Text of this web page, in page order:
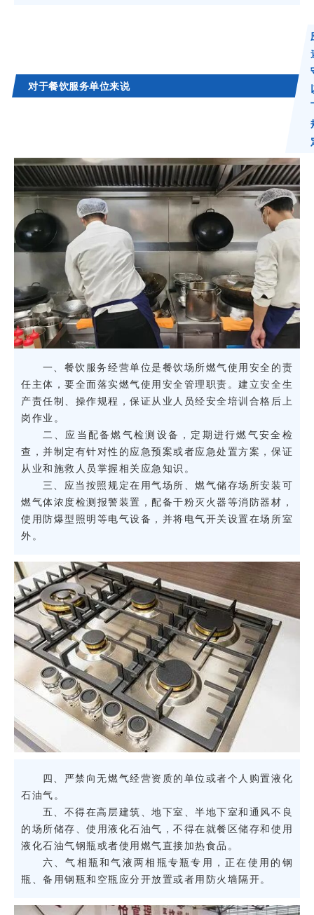
对于餐饮服务单位来说
一、餐饮服务经营单位是餐饮场所燃气使用安全的责
任主体，要全面落实燃气使用安全管理职责。建立安全生
产责任制、操作规程，保证从业人员经安全培训合格后上
岗作业。
二、应当配备燃气检测设备，定期进行燃气安全检
查，并制定有针对性的应急预案或者应急处置方案，保证
从业和施救人员掌握相关应急知识。
三、应当按照规定在用气场所、燃气储存场所安装可
燃气体浓度检测报警装置，配备干粉灭火器等消防器材，
使用防爆型照明等电气设备，并将电气开关设置在场所室
外。
四、严禁向无燃气经营资质的单位或者个人购置液化
石油气。
五、不得在高层建筑、地下室、半地下室和通风不良
的场所储存、使用液化石油气，不得在就餐区储存和使用
液化石油气钢瓶或者使用燃气直接加热食品。
六、气相瓶和气液两相瓶专瓶专用，正在使用的钢
瓶、备用钢瓶和空瓶应分开放置或者用防火墙隔开。